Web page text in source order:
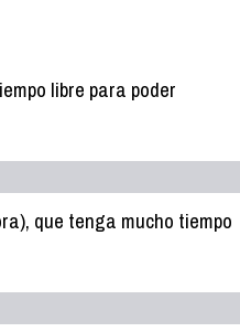
libre para poder
que tenga mucho tiempo